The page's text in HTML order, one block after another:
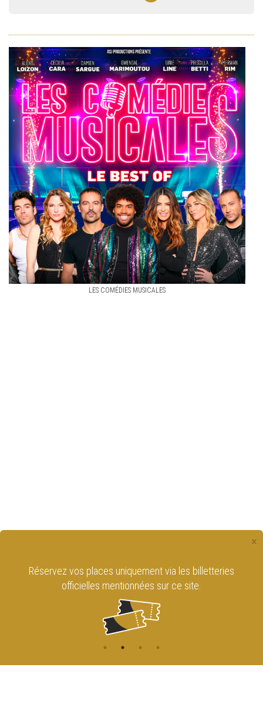
LES COMÉDIES MUSICALES
×
Réservez vos places uniquement via les billetteries
officielles mentionnées sur ce site.